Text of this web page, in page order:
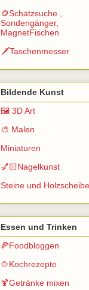
🪙Schatzsuche ,
Sondengänger,
MagnetFischen
🗡️Taschenmesser
Bildende Kunst
🖼️ 3D Art
🎨 Malen
Miniaturen
💅🏻Nagelkunst
Steine und
Essen und Trinken
🍕Foodbloggen
🍲Kochrezepte
🍹Getränke mixen